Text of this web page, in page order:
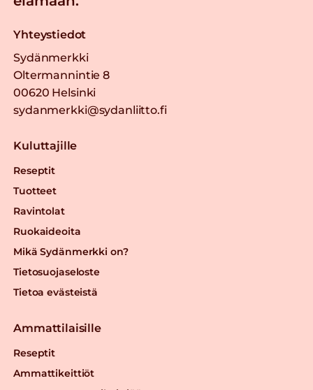
Yhteystiedot
Sydänmerkki
Oltermannintie 8
00620 Helsinki
sydanmerkki@sydanliitto.fi
Kuluttajille
Reseptit
Tuotteet
Ravintolat
Ruokaideoita
Mikä Sydänmerkki on?
Tietosuojaseloste
Tietoa evästeistä
Ammattilaisille
Reseptit
Ammattikeittiöt